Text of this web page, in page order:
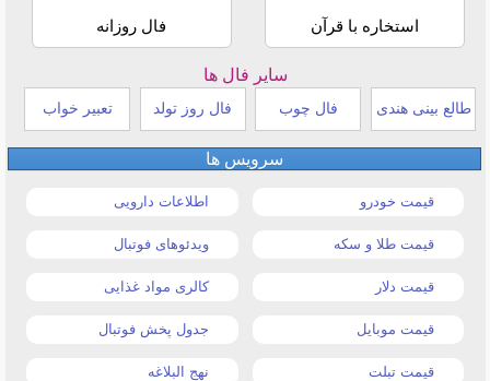
استخاره با قرآن فال روزانه
سایر فال ها
طالع بینی هندی فال چوب فال روز تولد تعبیر خواب
سرویس ها
قیمت خودرو اطلاعات دارویی
قیمت طلا و سکه ویدئوهای فوتبال
قیمت دلار کالری مواد غذایی
قیمت موبایل جدول پخش فوتبال
قیمت تبلت نهج البلاغه